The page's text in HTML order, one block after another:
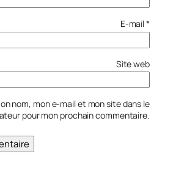
E-mail*
Site web
nom, mon e-mail et mon site dans le
pour mon prochain commentaire.